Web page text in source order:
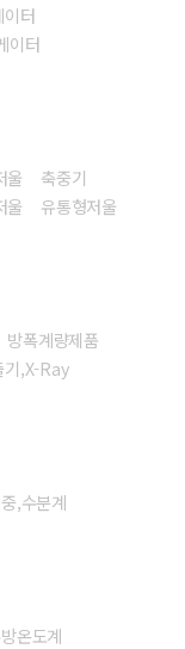
이터
이터
울
축중기
울
유통형저울
방폭계량제품
기,X-Ray
,수분계
온도계